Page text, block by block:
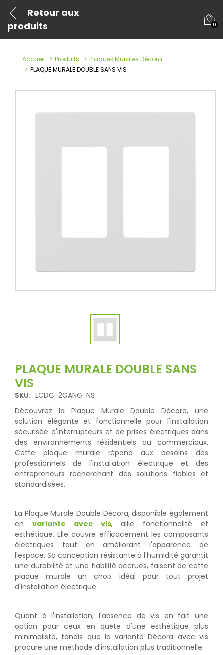
Retour aux
produits
0
Accueil Produits
Plaques Murales Décora
PLAQUE MURALE DOUBLE SANS VIS
PLAQUE MURALE DOUBLE SANS
VIS
SKU: LCDC-2GANG-NS
Découvrez la Plaque Murale Double Décora, une
solution élégante et fonctionnelle pour l'installation
sécurisée d'interrupteurs et de prises électriques dans
des environnements résidentiels ou commerciaux.
Cette plaque murale répond aux besoins des
professionnels de l'installation électrique et des
entrepreneurs recherchant des solutions fiables et
standardisées.
La Plaque Murale Double Décora, disponible également
en variante avec vis,allie fonctionnalité et
esthétique. Elle couvre efficacement les composants
électriques tout en améliorant l'apparence de
l'espace. Sa conception résistante à l'humidité garantit
une durabilité et une fiabilité accrues, faisant de cette
plaque murale un choix idéal pour tout projet
d'installation électrique.
Quant à l'installation, l'absence de vis en fait une
option pour ceux en quête d'une esthétique plus
minimaliste, tandis que la variante Décora avec vis
procure une méthode d'installation plus traditionnelle.